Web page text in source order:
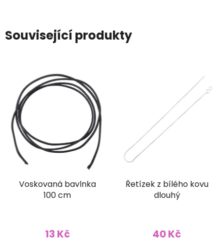
Související produkty
Voskovaná bavlnka
100 cm
13 Kč
Řetízek z bílého kovu
dlouhý
40 Kč